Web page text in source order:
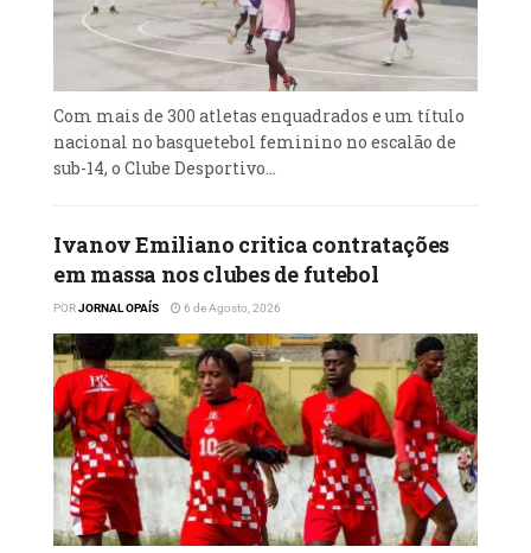
Com mais de 300 atletas enquadrados e um título
nacional no basquetebol feminino no escalão de
sub-14, o Clube Desportivo...
Ivanov Emiliano critica contratações
em massa nos clubes de futebol
PORJORNAL OPAÍS 6 de Agosto, 2026